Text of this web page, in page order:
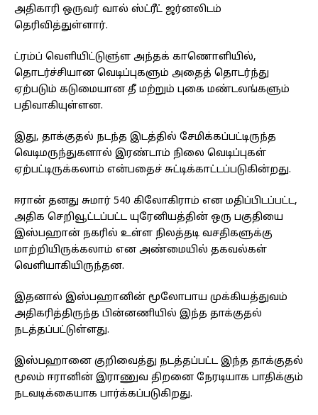
அதிகாரி ஒருவர் வால் ஸ்ட்ரீட் ஜர்னலிடம்
தெரிவித்துள்ளார்.
ட்ரம்ப் வெளியிட்டுளு்ள அந்தக் காணொளியில்,
தொடர்ச்சியான வெடிப்புகளும் அதைத் தொடர்ந்து
ஏற்படும் கடுமையான தீ மற்றும் புகை மண்டலங்களும்
பதிவாகியுள்ளன.
இது, தாக்குதல் நடந்த இடத்தில் சேமிக்கப்பட்டிருந்த
வெடிமருந்துகளால் இரண்டாம் நிலை வெடிப்புகள்
ஏற்பட்டிருக்கலாம் என்பதைச் சுட்டிக்காட்டப்படுகின்றது.
ஈரான் தனது சுமார் 540 கிலோகிராம் என மதிப்பிடப்பட்ட,
அதிக செறிவூட்டப்பட்ட யுரேனியத்தின் ஒரு பகுதியை
இஸ்பஹான் நகரில் உள்ள நிலத்தடி வசதிகளுக்கு
மாற்றியிருக்கலாம் என அண்மையில் தகவல்கள்
வெளியாகியிருந்தன.
இதனால் இஸ்பஹானின் மூலோபாய முக்கியத்துவம்
அதிகரித்திருந்த பின்னணியில் இந்த தாக்குதல்
நடத்தப்பட்டுள்ளது.
இஸ்பஹானை குறிவைத்து நடத்தப்பட்ட இந்த தாக்குதல்
மூலம் ஈரானின் இராணுவ திறனை நேரடியாக பாதிக்கும்
நடவடிக்கையாக பார்க்கப்படுகிறது.